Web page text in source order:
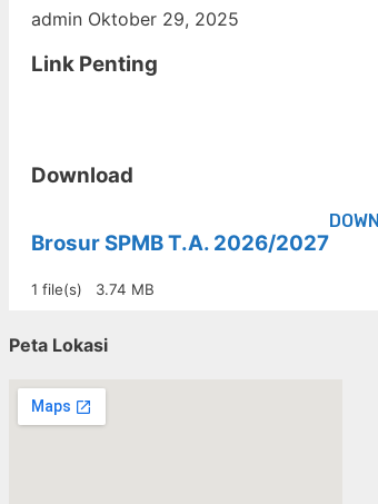
admin Oktober 29, 2025
Link Penting
Download
Brosur SPMB T.A. 2026/2027
1 file(s) 3.74 MB
Peta Lokasi